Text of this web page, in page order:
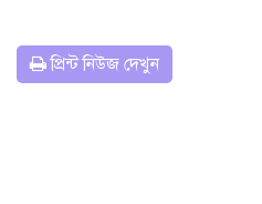
প্রিন্ট নিউজ দেখুন